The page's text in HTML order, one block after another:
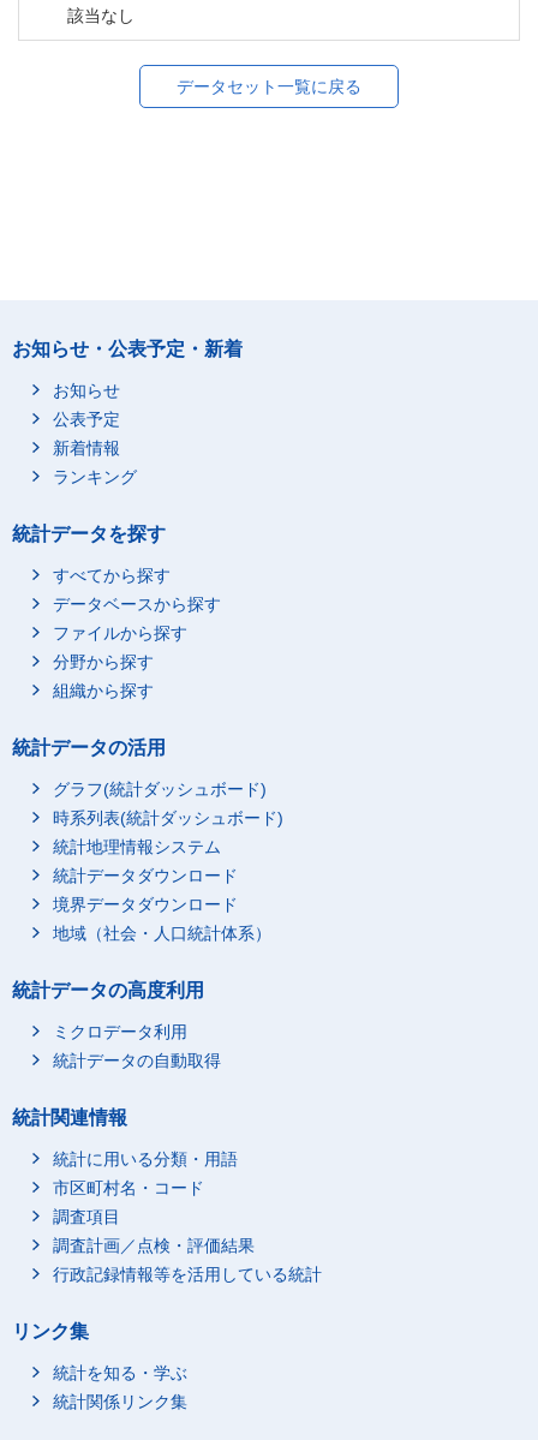
該当なし
データセット一覧に戻る
お知らせ・公表予定・新着
お知らせ
公表予定
新着情報
ランキング
統計データを探す
すべてから探す
データベースから探す
ファイルから探す
分野から探す
組織から探す
統計データの活用
グラフ(統計ダッシュボード)
時系列表(統計ダッシュボード)
統計地理情報システム
統計データダウンロード
境界データダウンロード
地域（社会・人口統計体系）
統計データの高度利用
ミクロデータ利用
統計データの自動取得
統計関連情報
統計に用いる分類・用語
市区町村名・コード
調査項目
調査計画／点検・評価結果
行政記録情報等を活用している統計
リンク集
統計を知る・学ぶ
統計関係リンク集